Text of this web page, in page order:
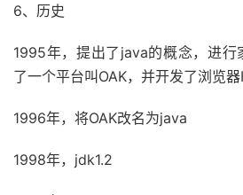
6、历史
1995年，提出了java的概念，进行
了一个平台叫OAK，并开发了浏览
1996年，将OAK改名为java
1998年，jdk1.2